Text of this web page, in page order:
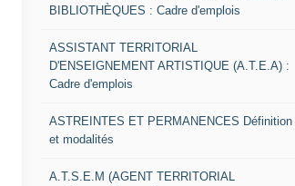
BIBLIOTHÈQUES : Cadre d'emplois
ASSISTANT TERRITORIAL
D'ENSEIGNEMENT ARTISTIQUE (A.T.E.A) :
Cadre d'emplois
ASTREINTES ET PERMANENCES Définition
et modalités
A.T.S.E.M (AGENT TERRITORIAL